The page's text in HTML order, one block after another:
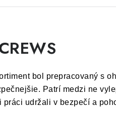
bol prepracovaný s
Patrí medzi ne
práci udržali v bezpečí a